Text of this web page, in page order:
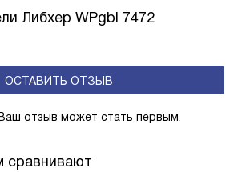
работать с энергозатратными
Либхер WPgbi 7472
ОСТАВИТЬ ОТЗЫВ
отзыв может стать первым.
сравнивают